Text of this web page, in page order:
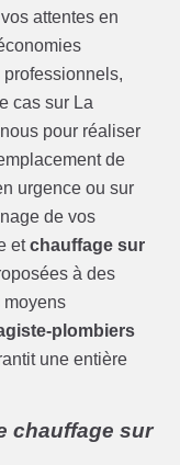
attentes en
professionnels,
cas sur La
pour réaliser
de
urgence ou sur
de vos
etchauffage sur
à des
moyens
plombiers
une entière
chauffage sur